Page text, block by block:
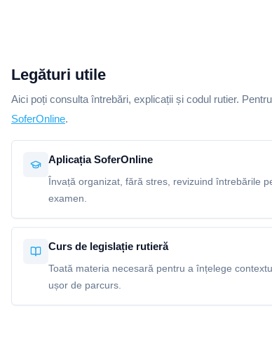
Legături utile
Aici poți consulta întrebări, explicații și codul rutier.
SoferOnline.
Aplicația SoferOnline
Învață organizat, fără stres, revizuind întrebările
examen.
Curs de legislație rutieră
Toată materia necesară pentru a înțelege
ușor de parcurs.